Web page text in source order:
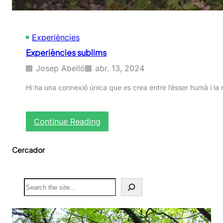
Experiències
Experiències sublims
Josep Abelló abr. 13, 2024
Hi ha una connexió única que es crea entre l’ésser humà i
Continue Reading
E
i
c
i
Cercador
S
e
r